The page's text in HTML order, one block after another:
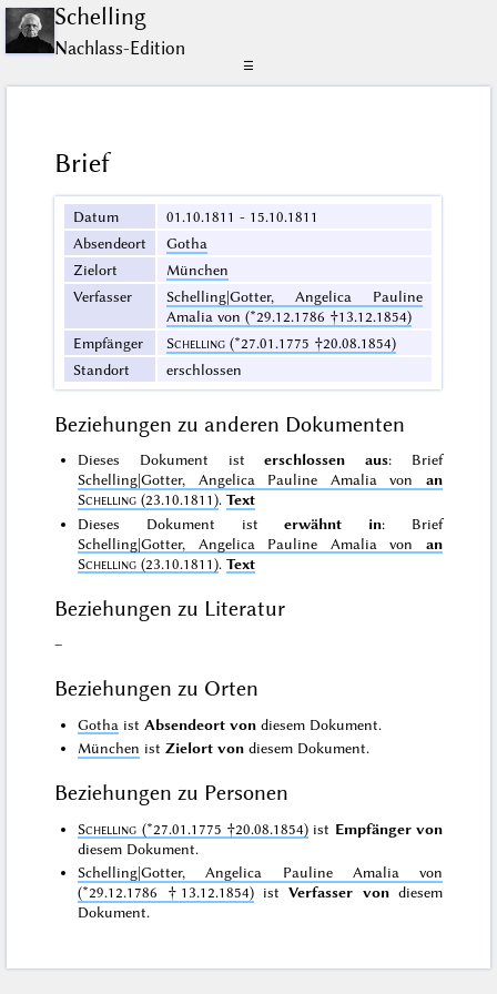
Schelling
Nachlass-Edition
☰
Brief
Datum
01.10.1811 - 15.10.1811
Absendeort
Gotha
Zielort
München
Verfasser
Schelling|Gotter, Angelica Pauline
Amalia von (*29.12.1786 †13.12.1854)
Empfänger
Schelling (*27.01.1775 †20.08.1854)
Standort
erschlossen
Beziehungen zu anderen Dokumenten
Dieses Dokument isterschlossen aus: Brief
Schelling|Gotter, Angelica Pauline Amalia von an
Schelling (23.10.1811).Text
Dieses Dokument isterwähnt in: Brief
Schelling|Gotter, Angelica Pauline Amalia von an
Schelling (23.10.1811).Text
Beziehungen zu Literatur
–
Beziehungen zu Orten
Gotha ist Absendeort von diesem Dokument.
München istZielort von diesem Dokument.
Beziehungen zu Personen
Schelling (*27.01.1775 †20.08.1854) ist Empfänger von
diesem Dokument.
Schelling|Gotter, Angelica Pauline Amalia von
(*29.12.1786 †13.12.1854)istVerfasser vondiesem
Dokument.